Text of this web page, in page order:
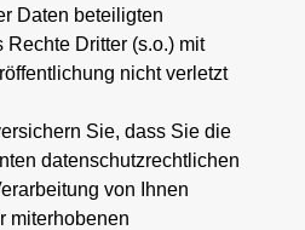
Daten beteiligten
Rechte Dritter (s.o.) mit
nicht verletzt
Sie, dass Sie die
datenschutzrechtlichen
von Ihnen
miterhobenen